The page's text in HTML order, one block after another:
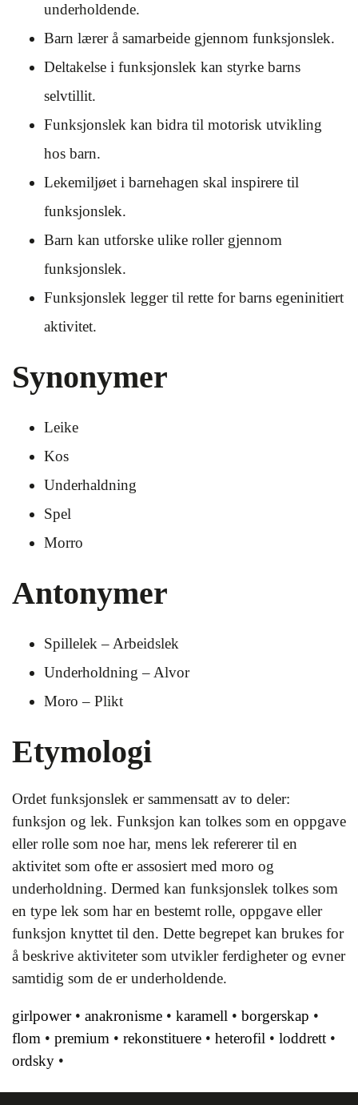
underholdende.
Barn lærer å samarbeide gjennom funksjonslek.
Deltakelse i funksjonslek kan styrke barns
selvtillit.
Funksjonslek kan bidra til motorisk utvikling
hos barn.
Lekemiljøet i barnehagen skal inspirere til
funksjonslek.
Barn kan utforske ulike roller gjennom
funksjonslek.
Funksjonslek legger til rette for barns egeninitiert
aktivitet.
Synonymer
Leike
Kos
Underhaldning
Spel
Morro
Antonymer
Spillelek – Arbeidslek
Underholdning – Alvor
Moro – Plikt
Etymologi
Ordet funksjonslek er sammensatt av to deler:
funksjon og lek. Funksjon kan tolkes som en oppgave
eller rolle som noe har, mens lek refererer til en
aktivitet som ofte er assosiert med moro og
underholdning. Dermed kan funksjonslek tolkes som
en type lek som har en bestemt rolle, oppgave eller
funksjon knyttet til den. Dette begrepet kan brukes for
å beskrive aktiviteter som utvikler ferdigheter og evner
samtidig som de er underholdende.
girlpower• anakronisme • karamell • borgerskap •
flom • premium • rekonstituere • heterofil • loddrett •
ordsky •